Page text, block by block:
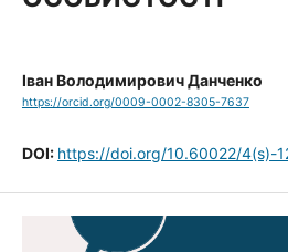
Іван Володимирович Данченко
https://orcid.org/0009-0002-8305-7637
DOI: https://doi.org/10.60022/4(s)-